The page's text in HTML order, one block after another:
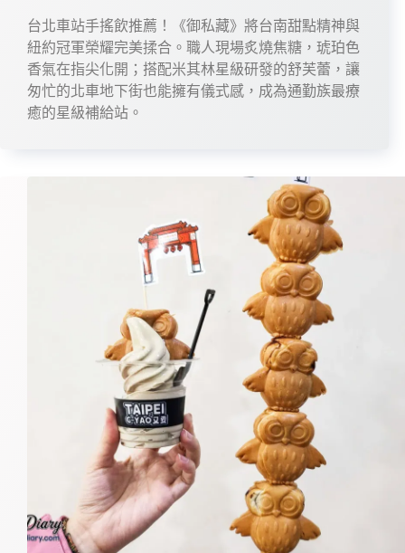
台北車站手搖飲推薦！《御私藏》將台南甜點精神與
紐約冠軍榮耀完美揉合。職人現場炙燒焦糖，琥珀色
香氣在指尖化開；搭配米其林星級研發的舒芙蕾，讓
匆忙的北車地下街也能擁有儀式感，成為通勤族最療
癒的星級補給站。